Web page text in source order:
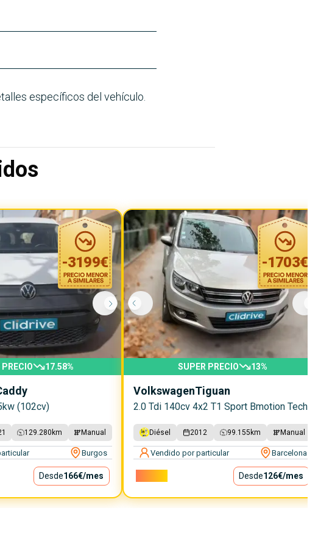
específicos del vehículo.
-3199€
17.58%
(102cv)
129.280 km Manual
Burgos
Desde166€/mes
-1703€
SUPER PRECIO 13%
VolkswagenTiguan
2.0 Tdi 140cv 4x2 T1 Sport Bmotion Tech
Diésel 2012 99.155 km Manual
Vendido por particular Barcelona
Desde126€/mes